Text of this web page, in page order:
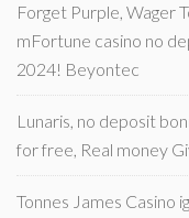
Forget Purple, Wager
mFortune casino no
2024! Beyontec
Lunaris, no deposit
for free, Real money
Tonnes James Casino